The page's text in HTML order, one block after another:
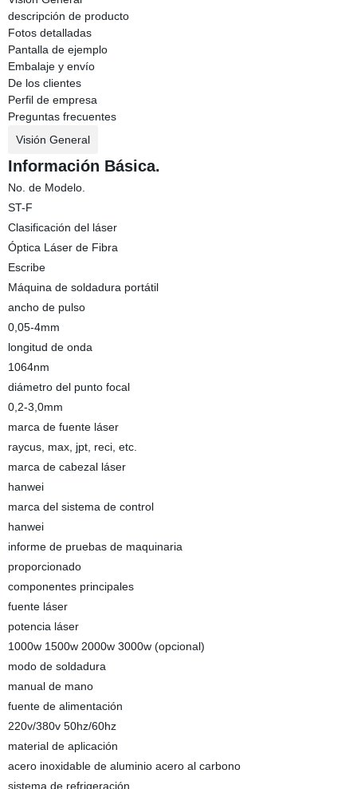
descripción de producto
Fotos detalladas
Pantalla de ejemplo
Embalaje y envío
De los clientes
Perfil de empresa
Preguntas frecuentes
Visión General
Información Básica.
No. de Modelo.
ST-F
Clasificación del láser
Óptica Láser de Fibra
Escribe
Máquina de soldadura portátil
ancho de pulso
0,05-4mm
longitud de onda
1064nm
diámetro del punto focal
0,2-3,0mm
marca de fuente láser
raycus, max, jpt, reci, etc.
marca de cabezal láser
hanwei
marca del sistema de control
hanwei
informe de pruebas de maquinaria
proporcionado
componentes principales
fuente láser
potencia láser
1000w 1500w 2000w 3000w (opcional)
modo de soldadura
manual de mano
fuente de alimentación
220v/380v 50hz/60hz
material de aplicación
acero inoxidable de aluminio acero al carbono
sistema de refrigeración